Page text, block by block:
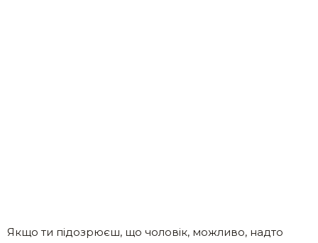
Якщо ти підозрюєш, що чоловік, можливо, надто